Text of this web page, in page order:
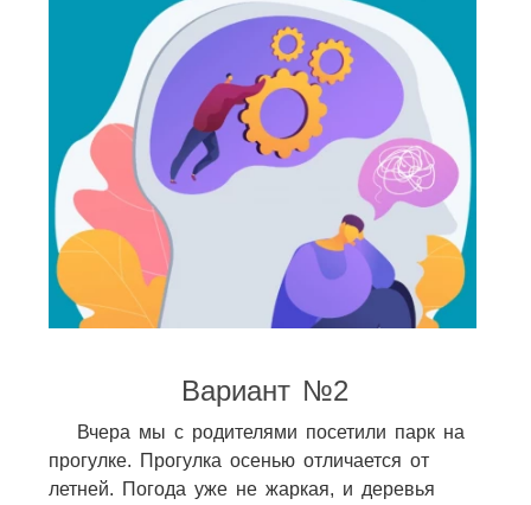
Вариант №2
Вчера мы с родителями посетили парк на
прогулке. Прогулка осенью отличается от
летней. Погода уже не жаркая, и деревья